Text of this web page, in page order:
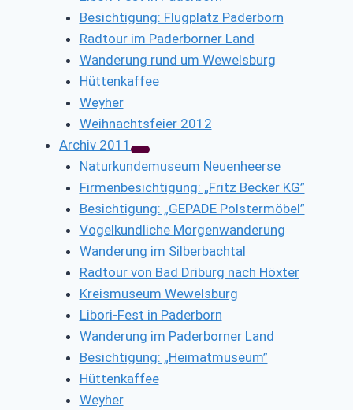
Besichtigung: Flugplatz Paderborn
Radtour im Paderborner Land
Wanderung rund um Wewelsburg
Hüttenkaffee
Weyher
Weihnachtsfeier 2012
Archiv 2011
Naturkundemuseum Neuenheerse
Firmenbesichtigung: „Fritz Becker KG”
Besichtigung: „GEPADE Polstermöbel”
Vogelkundliche Morgenwanderung
Wanderung im Silberbachtal
Radtour von Bad Driburg nach Höxter
Kreismuseum Wewelsburg
Libori-Fest in Paderborn
Wanderung im Paderborner Land
Besichtigung: „Heimatmuseum”
Hüttenkaffee
Weyher